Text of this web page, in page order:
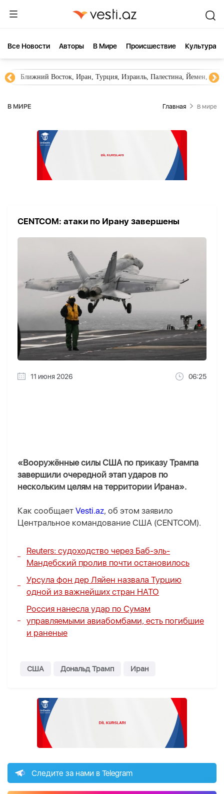
Все Новости Aвторы В Мире Происшествие Культура
Ближний Восток, Иран, Турция, Израиль, Палестина, Йемен,
В МИРЕ Главная В мире
CENTCOM: атаки по Ирану завершены
11 июня 2026 06:25
«Вооружённые силы США по приказу Трампа
завершили очередной этап ударов по
нескольким целям на территории Ирана».
Как сообщает Vesti.az, об этом заявило
Центральное командование США (CENTCOM).
Reuters: судоходство через Баб-эль-
Мандебский пролив почти остановилось
Урсула фон дер Ляйен назвала Турцию
одной из важнейших стран НАТО
Россия нанесла удар по Сумам
управляемыми авиабомбами, есть погибшие
и раненые
США Дональд Трамп Иран
Следите за нами в Telegram